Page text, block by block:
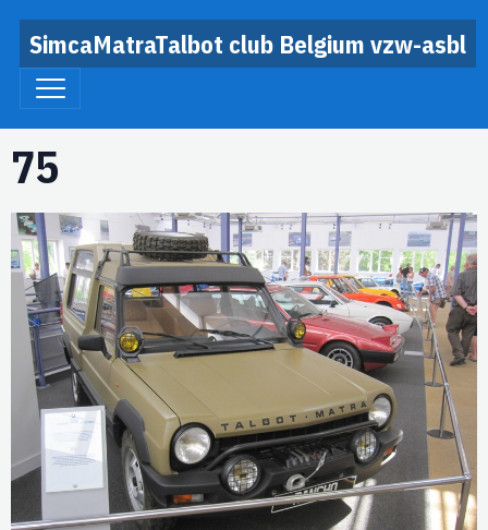
SimcaMatraTalbot club Belgium vzw-asbl
75